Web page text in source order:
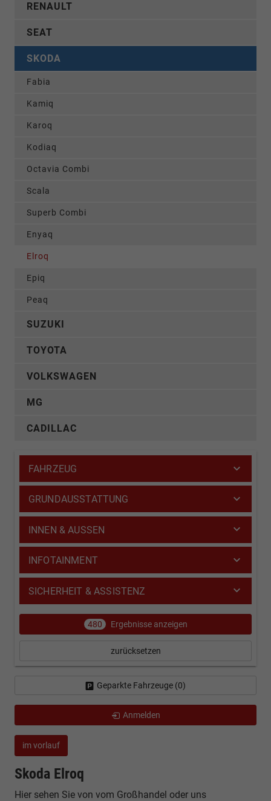
im vorlauf
Skoda Elroq
Hier sehen Sie von vom Großhandel oder uns
RENAULT
SEAT
SKODA
Fabia
Kamiq
Karoq
Kodiaq
Octavia Combi
Scala
Superb Combi
Enyaq
Elroq
Epiq
Peaq
SUZUKI
TOYOTA
VOLKSWAGEN
MG
CADILLAC
FAHRZEUG
GRUNDAUSSTATTUNG
INNEN & AUSSEN
INFOTAINMENT
SICHERHEIT & ASSISTENZ
480 Ergebnisse anzeigen
zurücksetzen
Geparkte Fahrzeuge (0)
Anmelden